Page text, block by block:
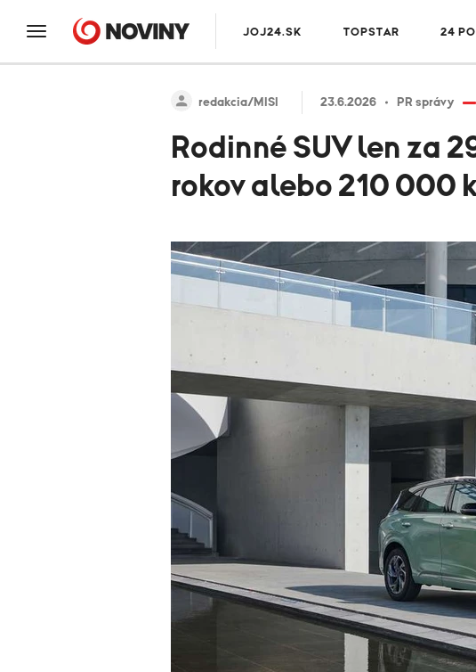
JOJ24.SK TOPSTAR 24
redakcia/MISI 23.6.2026 PR správy
Rodinné SUV len za
rokov alebo 210 000